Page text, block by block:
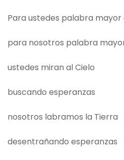
Para ustedes palabra mayor
para nosotros palabra
ustedes miran al Cielo
buscando esperanzas
nosotros labramos la Tierra
desentrañando esperanzas